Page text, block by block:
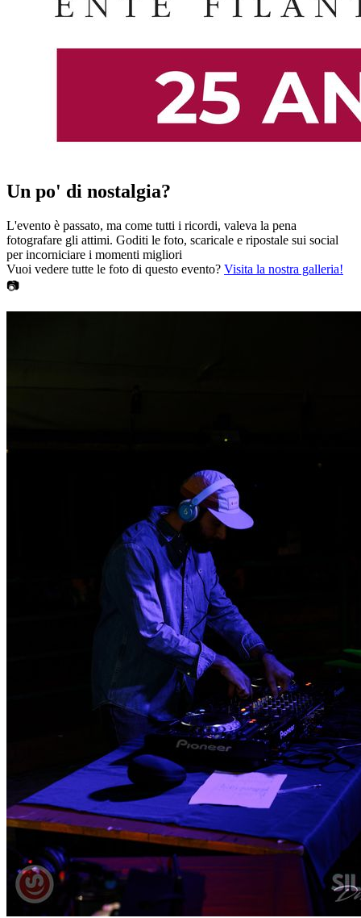
Un po' di nostalgia?
L'evento è passato, ma come tutti i ricordi, valeva la pena
fotografare gli attimi. Goditi le foto, scaricale e ripostale sui social
per incorniciare i momenti migliori
Vuoi vedere tutte le foto di questo evento? Visita la nostra galleria!
📷